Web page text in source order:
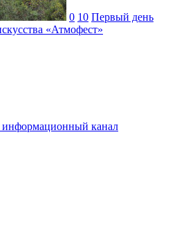
0 10 Первый день
«Атмофест»
канал